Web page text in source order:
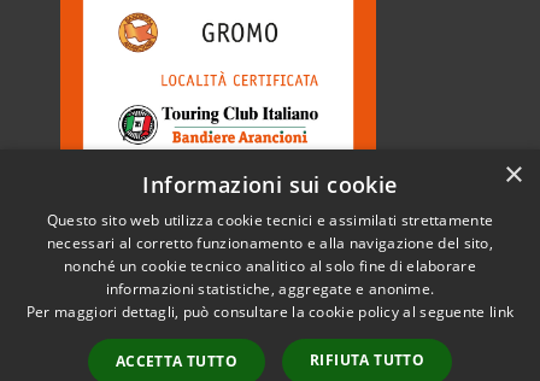
Accessibilità
Copyright © 2026 • Comune di
Gromo • Powered by
Municipium•
Accesso
×
Informazioni sui cookie
Questo sito web utilizza cookie tecnici e assimilati strettamente
necessari al corretto funzionamento e alla navigazione del sito,
nonché un cookie tecnico analitico al solo fine di elaborare
informazioni statistiche, aggregate e anonime.
Per maggiori dettagli, può consultare la cookie policy al seguente link
ACCETTA TUTTO RIFIUTA TUTTO